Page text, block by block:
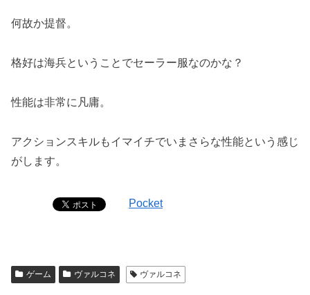
何故か提督。
格好は海兵ということでセーラー服なのかな？
性能は非常に凡庸。
アクションスキルもイマイチでいまさらな性能という感じ
がします。
Pocket
ゲーム ヴァルコネ ヴァルコネ